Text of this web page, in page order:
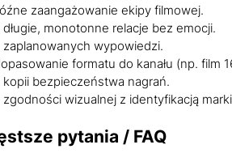
zaangażowanie ekipy filmowej.
długie, monotonne relacje bez emocji.
zaplanowanych wypowiedzi.
formatu do kanału (np. film
kopii bezpieczeństwa nagrań.
zgodności wizualnej z identyfikacją
pytania / FAQ